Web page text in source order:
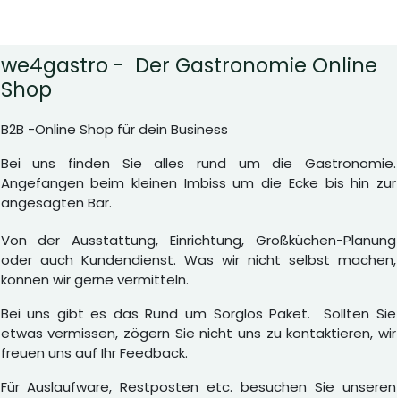
we4gastro - Der Gastronomie Online
Shop
B2B -Online Shop für dein Business
Bei uns finden Sie alles rund um die Gastronomie.
Angefangen beim kleinen Imbiss um die Ecke bis hin zur
angesagten Bar.
Von der Ausstattung, Einrichtung, Großküchen-Planung
oder auch Kundendienst. Was wir nicht selbst machen,
können wir gerne vermitteln.
Bei uns gibt es das Rund um Sorglos Paket. Sollten Sie
etwas vermissen, zögern Sie nicht uns zu kontaktieren, wir
freuen uns auf Ihr Feedback.
Für Auslaufware, Restposten etc. besuchen Sie unseren